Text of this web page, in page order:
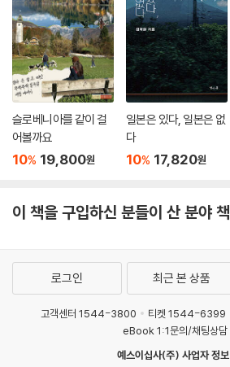
슬로베니아를 같이 걸
어볼까요
10% 19,800원
일본은 있다, 일본은 없
다
10% 17,820원
이 책을 구입하신 분들이 산 분야 책
로그인 최근 본 상품
고객센터 1544-3800 티켓 1544-6399
eBook 1:1문의/채팅상담
예스이십사(주) 사업자 정보